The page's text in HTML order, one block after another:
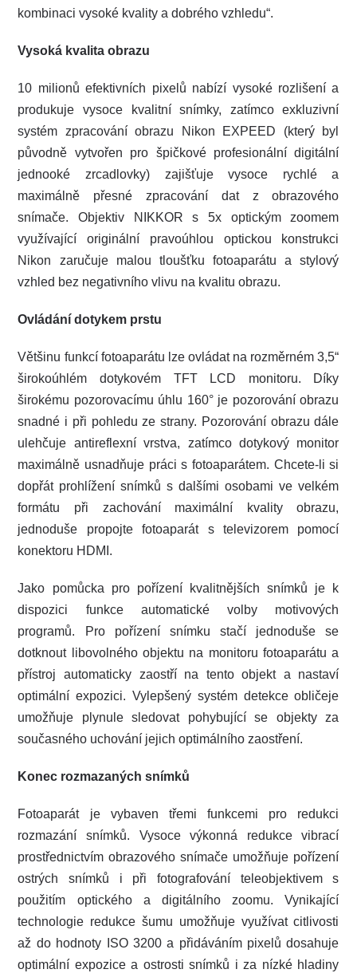
kombinaci vysoké kvality a dobrého vzhledu“.
Vysoká kvalita obrazu
10 milionů efektivních pixelů nabízí vysoké rozlišení a
produkuje vysoce kvalitní snímky, zatímco exkluzivní
systém zpracování obrazu Nikon EXPEED (který byl
původně vytvořen pro špičkové profesionální digitální
jednooké zrcadlovky) zajišťuje vysoce rychlé a
maximálně přesné zpracování dat z obrazového
snímače. Objektiv NIKKOR s 5x optickým zoomem
využívající originální pravoúhlou optickou konstrukci
Nikon zaručuje malou tloušťku fotoaparátu a stylový
vzhled bez negativního vlivu na kvalitu obrazu.
Ovládání dotykem prstu
Většinu funkcí fotoaparátu lze ovládat na rozměrném 3,5“
širokoúhlém dotykovém TFT LCD monitoru. Díky
širokému pozorovacímu úhlu 160° je pozorování obrazu
snadné i při pohledu ze strany. Pozorování obrazu dále
ulehčuje antireflexní vrstva, zatímco dotykový monitor
maximálně usnadňuje práci s fotoaparátem. Chcete-li si
dopřát prohlížení snímků s dalšími osobami ve velkém
formátu při zachování maximální kvality obrazu,
jednoduše propojte fotoaparát s televizorem pomocí
konektoru HDMI.
Jako pomůcka pro pořízení kvalitnějších snímků je k
dispozici funkce automatické volby motivových
programů. Pro pořízení snímku stačí jednoduše se
dotknout libovolného objektu na monitoru fotoaparátu a
přístroj automaticky zaostří na tento objekt a nastaví
optimální expozici. Vylepšený systém detekce obličeje
umožňuje plynule sledovat pohybující se objekty za
současného uchování jejich optimálního zaostření.
Konec rozmazaných snímků
Fotoaparát je vybaven třemi funkcemi pro redukci
rozmazání snímků. Vysoce výkonná redukce vibrací
prostřednictvím obrazového snímače umožňuje pořízení
ostrých snímků i při fotografování teleobjektivem s
použitím optického a digitálního zoomu. Vynikající
technologie redukce šumu umožňuje využívat citlivosti
až do hodnoty ISO 3200 a přidáváním pixelů dosahuje
optimální expozice a ostrosti snímků i za nízké hladiny